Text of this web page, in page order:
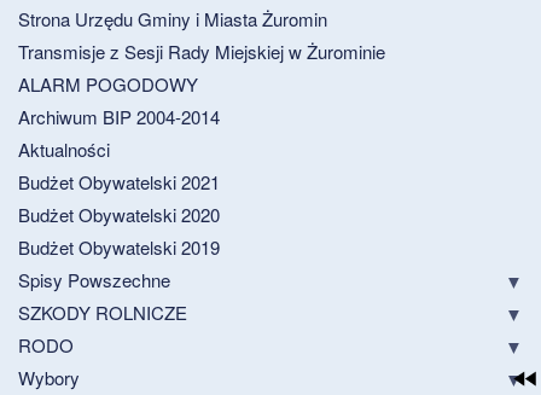
Strona Urzędu Gminy i Miasta Żuromin
Transmisje z Sesji Rady Miejskiej w Żurominie
ALARM POGODOWY
Archiwum BIP 2004-2014
Aktualności
Budżet Obywatelski 2021
Budżet Obywatelski 2020
Budżet Obywatelski 2019
Spisy Powszechne
SZKODY ROLNICZE
RODO
Wybory